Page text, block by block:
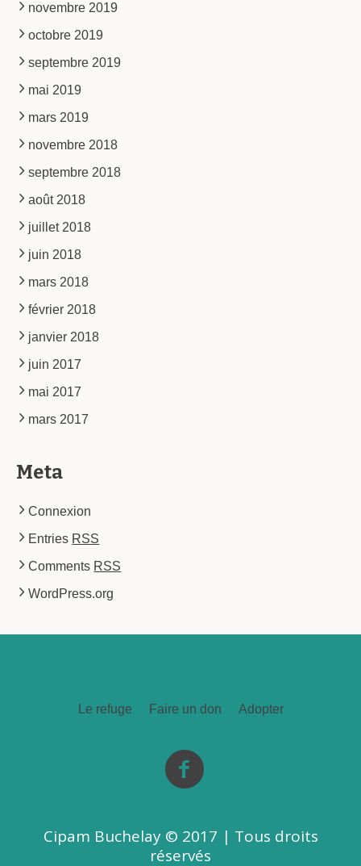
novembre 2019
octobre 2019
septembre 2019
mai 2019
mars 2019
novembre 2018
septembre 2018
août 2018
juillet 2018
juin 2018
mars 2018
février 2018
janvier 2018
juin 2017
mai 2017
mars 2017
Meta
Connexion
Entries RSS
Comments RSS
WordPress.org
Le refuge Faire un don Adopter
Cipam Buchelay © 2017 | Tous droits
réservés